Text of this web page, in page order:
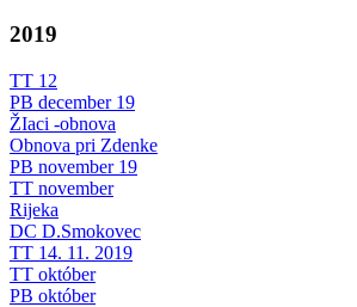
2019
TT 12
PB december 19
ŽIaci -obnova
Obnova pri Zdenke
PB november 19
TT november
Rijeka
DC D.Smokovec
TT 14. 11. 2019
TT október
PB október